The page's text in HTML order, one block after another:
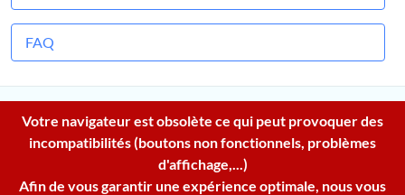
FAQ
Votre navigateur est obsolète ce qui peut provoquer des
incompatibilités (boutons non fonctionnels, problèmes
d'affichage,...)
Afin de vous garantir une expérience optimale, nous vous